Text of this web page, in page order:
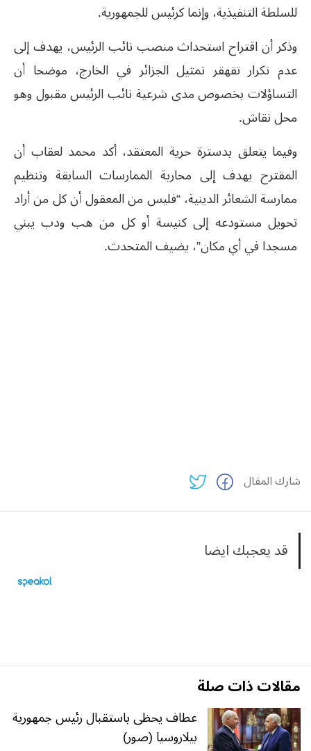
للسلطة التنفیذية، وإنما كرئیس للجمھورية.
وذكر أن اقتراح استحداث منصب نائب الرئیس، يھدف إلى
عدم تكرار تقھقر تمثیل الجزائر في الخارج، موضحا أن
التساؤلات بخصوص مدى شرعیة نائب الرئیس مقبول وھو
محل نقاش.
وفيما يتعلق بدسترة حرية المعتقد، أكد محمد لعقاب أن
المقترح يھدف إلى محاربة الممارسات السابقة وتنظیم
ممارسة الشعائر الدينیة، “فلیس من المعقول أن كل من أراد
تحويل مستودعه إلى كنیسة أو كل من ھب ودب يبني
مسجدا في أي مكان”، يضيف المتحدث.
شارك المقال
قد يعجبك ايضا
مقالات ذات صلة
عطاف يحظى باستقبال رئيس جمهورية
بيلاروسيا (صور)